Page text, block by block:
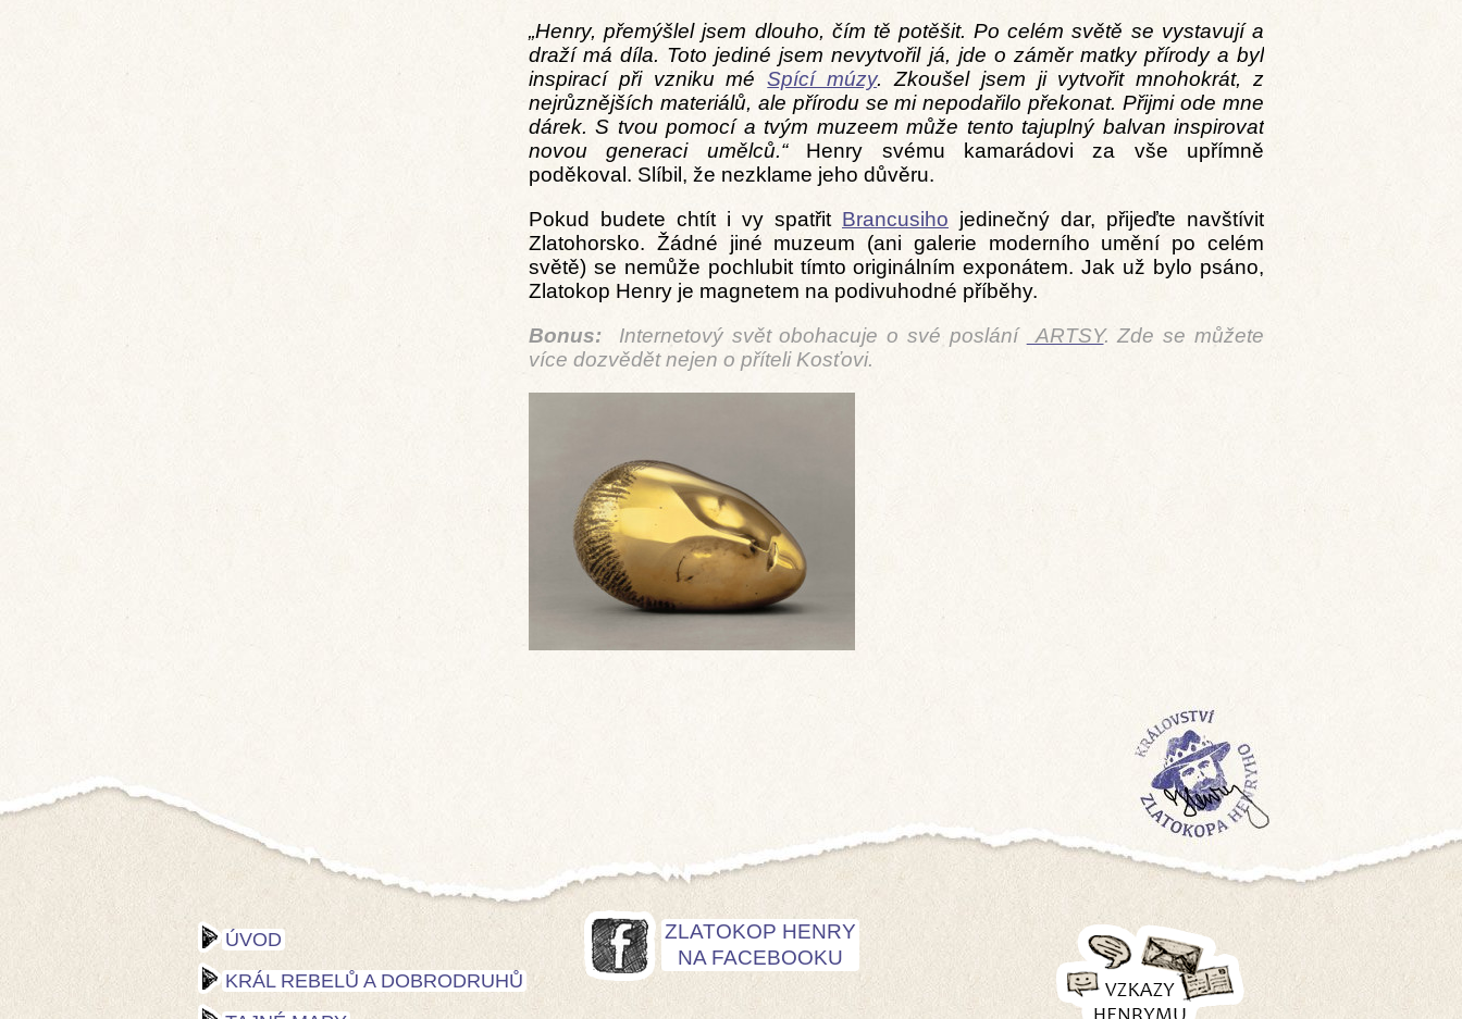
„Henry, přemýšlel jsem dlouho, čím tě potěšit. Po celém světě se vystavují a
draží má díla. Toto jediné jsem nevytvořil já, jde o záměr matky přírody a byl
inspirací při vzniku méSpící múzy. Zkoušel jsem ji vytvořit mnohokrát, z
nejrůznějších materiálů, ale přírodu se mi nepodařilo překonat. Přijmi ode mne
dárek. S tvou pomocí a tvým muzeem může tento tajuplný balvan inspirovat
novou generaci umělců.“Henry svému kamarádovi za vše upřímně
poděkoval. Slíbil, že nezklame jeho důvěru.
Pokud budete chtít i vy spatřit Brancusiho jedinečný dar, přijeďte navštívit
Zlatohorsko. Žádné jiné muzeum (ani galerie moderního umění po celém
světě) se nemůže pochlubit tímto originálním exponátem. Jak už bylo psáno,
Zlatokop Henry je magnetem na podivuhodné příběhy.
Bonus: Internetový svět obohacuje o své poslání ARTSY. Zde se můžete
více dozvědět nejen o příteli Kosťovi.
ÚVOD
KRÁL REBELŮ A DOBRODRUHŮ
ZLATOKOP HENRY
NA FACEBOOKU
Zanechat vzkaz